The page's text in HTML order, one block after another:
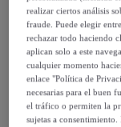
Entrega
Entrega desde
Entrega: Entre el
realizar ciertos análisis
fraude. Puede elegir
rechazar todo haciendo
aplican solo a este
cualquier momento
enlace "Política de
necesarias para el buen
el tráfico o permiten la
sujetas a